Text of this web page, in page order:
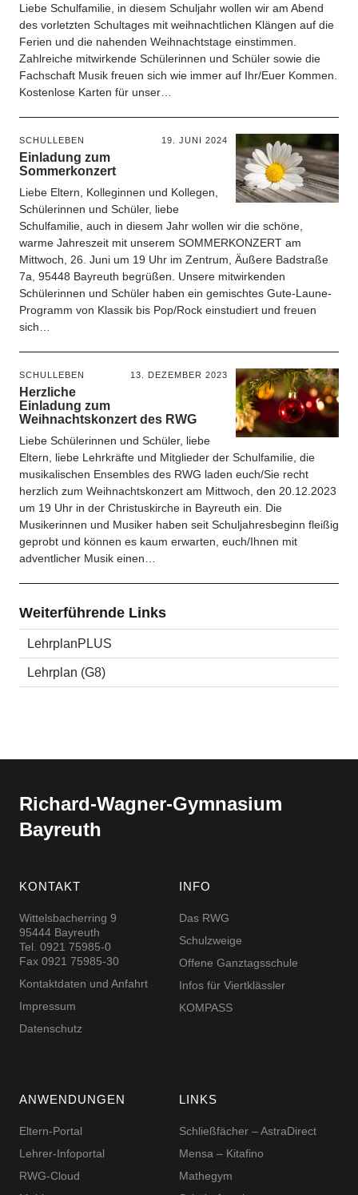
Liebe Schulfamilie, in diesem Schuljahr wollen wir am Abend
des vorletzten Schultages mit weihnachtlichen Klängen auf die
Ferien und die nahenden Weihnachtstage einstimmen.
Zahlreiche mitwirkende Schülerinnen und Schüler sowie die
Fachschaft Musik freuen sich wie immer auf Ihr/Euer Kommen.
Kostenlose Karten für unser…
SCHULLEBEN 19. JUNI 2024
Einladung zum
Sommerkonzert
Liebe Eltern, Kolleginnen und Kollegen,
Schülerinnen und Schüler, liebe
Schulfamilie, auch in diesem Jahr wollen wir die schöne,
warme Jahreszeit mit unserem SOMMERKONZERT am
Mittwoch, 26. Juni um 19 Uhr im Zentrum, Äußere Badstraße
7a, 95448 Bayreuth begrüßen. Unsere mitwirkenden
Schülerinnen und Schüler haben ein gemischtes Gute-Laune-
Programm von Klassik bis Pop/Rock einstudiert und freuen
sich…
SCHULLEBEN 13. DEZEMBER 2023
Herzliche
Einladung zum
Weihnachtskonzert des RWG
Liebe Schülerinnen und Schüler, liebe
Eltern, liebe Lehrkräfte und Mitglieder der Schulfamilie, die
musikalischen Ensembles des RWG laden euch/Sie recht
herzlich zum Weihnachtskonzert am Mittwoch, den 20.12.2023
um 19 Uhr in der Christuskirche in Bayreuth ein. Die
Musikerinnen und Musiker haben seit Schuljahresbeginn fleißig
geprobt und können es kaum erwarten, euch/Ihnen mit
adventlicher Musik einen…
Weiterführende Links
LehrplanPLUS
Lehrplan (G8)
Richard-​​Wagner-​​Gymnasium
Bayreuth
KONTAKT
Wittelsbacherring 9
95444 Bayreuth
Tel. 0921 75985-0
Fax 0921 75985-30
Kontaktdaten und Anfahrt
Impressum
Datenschutz
INFO
Das RWG
Schulzweige
Offene Ganztagsschule
Infos für Viertklässler
KOMPASS
ANWENDUNGEN
Eltern-Portal
Lehrer-Infoportal
RWG-Cloud
LINKS
Schließfächer – AstraDirect
Mensa – Kitafino
Mathegym